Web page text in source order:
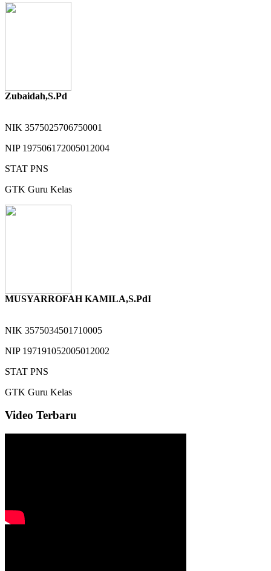
Zubaidah,S.Pd
NIK 3575025706750001
NIP 197506172005012004
STAT PNS
GTK Guru Kelas
MUSYARROFAH KAMILA,S.PdI
NIK 3575034501710005
NIP 197191052005012002
STAT PNS
GTK Guru Kelas
Video Terbaru